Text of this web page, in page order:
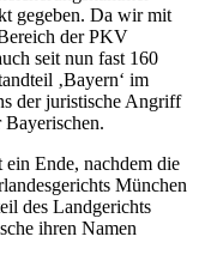
gegeben. Da wir mit
der PKV
seit nun fast 160
‚Bayern‘ im
der juristische Angriff
Bayerischen.
ein Ende, nachdem die
München
des Landgerichts
ihren Namen